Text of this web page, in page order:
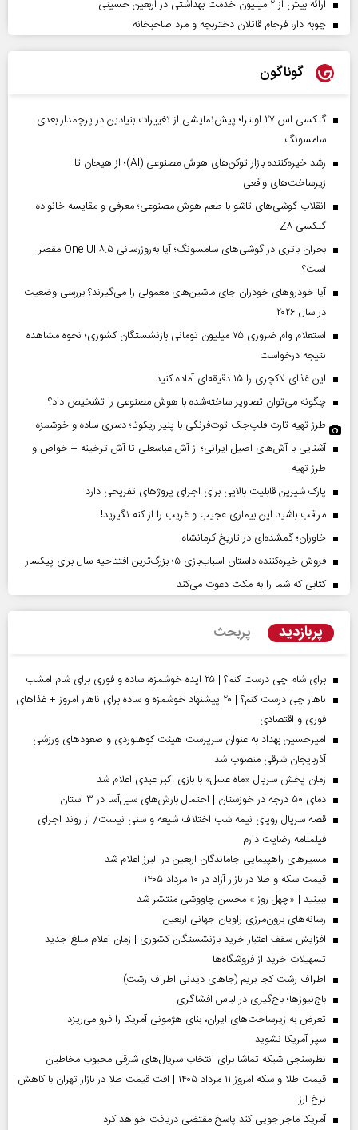
ارائه بیش از ۲ میلیون خدمت بهداشتی در اربعین حسینی
چوبه دار، فرجام قاتلان دختربچه و مرد صاحبخانه
گوناگون
گلکسی اس ۲۷ اولترا؛ پیش‌نمایشی از تغییرات بنیادین در پرچمدار بعدی
سامسونگ
رشد خیره‌کننده بازار توکن‌های هوش مصنوعی (AI)؛ از هیجان تا
زیرساخت‌های واقعی
انقلاب گوشی‌های تاشو‌ با طعم هوش مصنوعی؛ معرفی و مقایسه خانواده
گلکسی Z۸
بحران باتری در گوشی‌های سامسونگ؛ آیا به‌روزرسانی One UI ۸.۵ مقصر
است؟
آیا خودروهای خودران جای ماشین‌های معمولی را می‌گیرند؟ بررسی وضعیت
در سال ۲۰۲۶
استعلام وام ضروری ۷۵ میلیون تومانی بازنشستگان کشوری؛ نحوه مشاهده
نتیجه درخواست
این غذای لاکچری را ۱۵ دقیقه‌ای آماده کنید
چگونه می‌توان تصاویر ساخته‌شده با هوش مصنوعی را تشخیص داد؟
طرز تهیه تارت فلپ‌جک توت‌فرنگی با پنیر ریکوتا؛ دسری ساده و خوشمزه
آشنایی با آش‌های اصیل ایرانی؛ از آش عباسعلی تا آش ترخینه + خواص و
طرز تهیه
پارک شیرین قابلیت‌ بالایی برای اجرای پروژهای تفریحی دارد
مراقب باشید این بیماری عجیب و غریب را از کنه نگیرید!
خاوران؛ گمشده‌ای در تاریخ کرمانشاه
فروش خیره‌کننده داستان اسباب‌بازی ۵؛ بزرگ‌ترین افتتاحیه سال برای پیکسار
کتابی که شما را به مکث دعوت می‌کند
پربازدید پربحث
برای شام چی درست کنم؟ | ۲۵ ایده خوشمزه، ساده و فوری برای شام امشب
ناهار چی درست کنم؟ | ۲۰ پیشنهاد خوشمزه و ساده برای ناهار امروز + غذاهای
فوری و اقتصادی
امیرحسین بهداد به عنوان سرپرست هیئت کوهنوردی و صعودهای ورزشی
آذربایجان شرقی منصوب شد
زمان پخش سریال «ماه عسل» با بازی اکبر عبدی اعلام شد
دمای ۵۰ درجه در خوزستان | احتمال بارش‌های سیل‌آسا در ۳ استان
قصه سریال رویای نیمه شب اختلاف شیعه و سنی نیست/ از روند اجرای
فیلمنامه رضایت دارم
مسیر‌های راهپیمایی جاماندگان اربعین در البرز اعلام شد
قیمت سکه و طلا در بازار آزاد در ۱۰ مرداد ۱۴۰۵
ببینید | «چهل روز » محسن چاووشی منتشر شد
رسانه‌های برون‌مرزی راویان جهانی اربعین
افزایش سقف اعتبار خرید بازنشستگان کشوری | زمان اعلام مبلغ جدید
تسهیلات خرید از فروشگاه‌ها
اطراف رشت کجا بریم (جاهای دیدنی اطراف رشت)
باج‌نیوزها؛ باج‌گیری در لباس افشاگری
تعرض به زیرساخت‌های ایران، بنای هژمونی آمریکا را فرو می‌ریزد
سپر آمریکا نشوید
نظرسنجی شبکه تماشا برای انتخاب سریال‌های شرقی محبوب مخاطبان
قیمت طلا و سکه امروز ۱۱ مرداد ۱۴۰۵ | افت قیمت طلا در بازار تهران با کاهش
نرخ ارز
آمریکا ماجراجویی کند پاسخ مقتضی دریافت خواهد کرد